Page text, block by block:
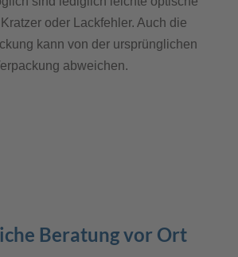
oder Lackfehler. Auch die
kann von der ursprünglichen
abweichen.
Beratung vor Ort